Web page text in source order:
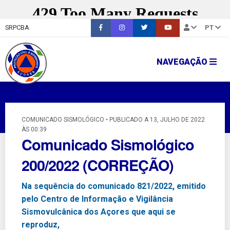
SRPCBA PT
NAVEGAÇÃO
COMUNICADO SISMOLÓGICO • PUBLICADO A 13, JULHO DE 2022
ÀS 00:39
Comunicado Sismológico
200/2022 (CORREÇÃO)
Na sequência do comunicado 821/2022, emitido
pelo Centro de Informação e Vigilância
Sismovulcânica dos Açores que aqui se
reproduz,